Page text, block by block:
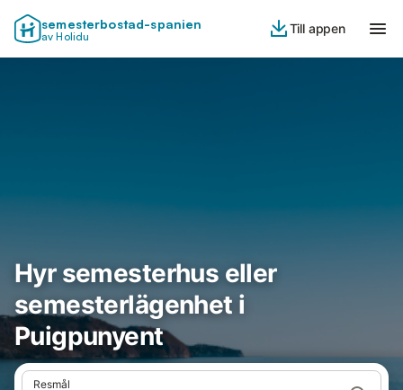
semesterbostad-spanien
av Holidu
Till appen
Hyr semesterhus eller
semesterlägenhet i
Puigpunyent
Resmål